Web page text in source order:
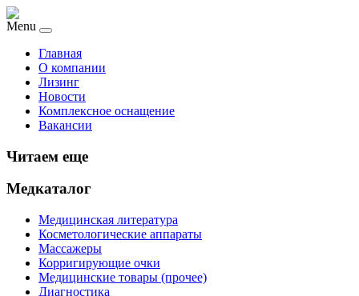
Menu
Главная
О компании
Лизинг
Новости
Комплексное оснащение
Вакансии
Читаем еще
Медкаталог
Медицинская литература
Косметологические аппараты
Массажеры
Корригирующие очки
Медицинские товары (прочее)
Диагностика